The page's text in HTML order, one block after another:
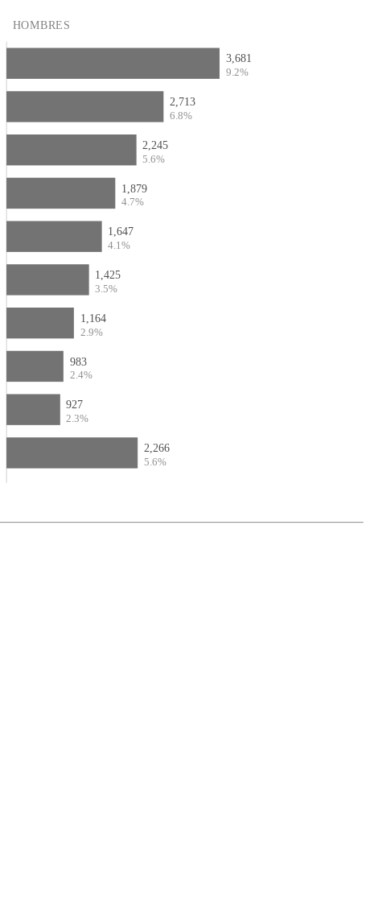
HOMBRES
3,681
9.2%
2,713
6.8%
2,245
5.6%
1,879
4.7%
1,647
4.1%
1,425
3.5%
1,164
2.9%
983
2.4%
927
2.3%
2,266
5.6%